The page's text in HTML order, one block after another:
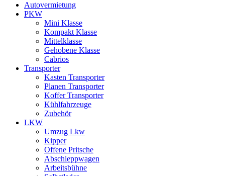
Autovermietung
PKW
Mini Klasse
Kompakt Klasse
Mittelklasse
Gehobene Klasse
Cabrios
Transporter
Kasten Transporter
Planen Transporter
Koffer Transporter
Kühlfahrzeuge
Zubehör
LKW
Umzug Lkw
Kipper
Offene Pritsche
Abschleppwagen
Arbeitsbühne